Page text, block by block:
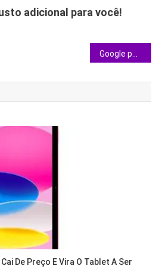
adicional para você!
De Preço E Vira O Tablet A Ser